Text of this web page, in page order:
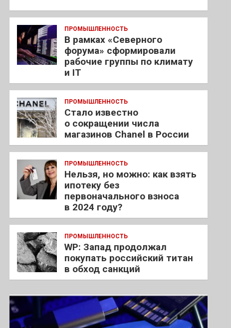
ПРОМЫШЛЕННОСТЬ
В рамках «Северного
форума» сформировали
рабочие группы по климату
и IT
ПРОМЫШЛЕННОСТЬ
Стало известно
о сокращении числа
магазинов Chanel в России
ПРОМЫШЛЕННОСТЬ
Нельзя, но можно: как взять
ипотеку без
первоначального взноса
в 2024 году?
ПРОМЫШЛЕННОСТЬ
WP: Запад продолжал
покупать российский титан
в обход санкций